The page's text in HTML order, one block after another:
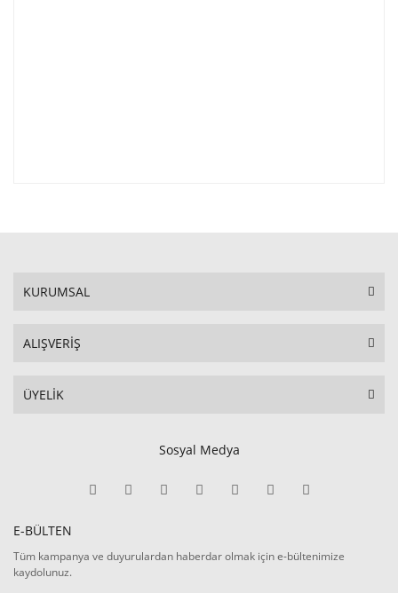
KURUMSAL
ALIŞVERİŞ
ÜYELİK
Sosyal Medya
E-BÜLTEN
Tüm kampanya ve duyurulardan haberdar olmak için e-bültenimize
kaydolunuz.